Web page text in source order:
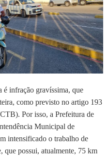
infração gravíssima, que
como previsto no artigo 193
Por isso, a Prefeitura de
Municipal de
intensificado o trabalho de
que possui, atualmente, 75 km